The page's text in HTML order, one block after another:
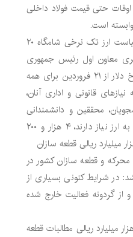
اوقات حتی قیمت فولاد داخلی
است.
به گزارش روز پنجشنبه ایرنا، سیاست ارز تک نرخی شامگاه ۲۰
معاون اول رئیس جمهوری
کلید خورد؛ وی اعلام کرد که نرخ دلار از ۲۱ فروردین برای همه
قانونی و اداری آنان،
محققین و دانشمندانی
که برای کارهای تحقیقاتی خود به ارز نیاز دارند، ۴ هزار و ۲۰۰
و قطعه سازان کشور در
در شرایط کنونی بسیاری از
از گردونه فعالیت خارج شده
با اشاره به برآورد حدود ۱۰۰ هزار میلیارد ریالی مطالبات قطعه